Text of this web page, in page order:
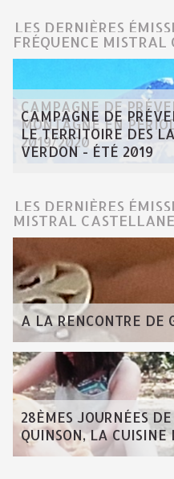
LES DERNIÈRES
FRÉQUENCE MISTRAL
CAMPAGNE DE
MONTAGNE EN
2019/2020
CAMPAGNE DE
LE TERRITOIRE DES
VERDON - ÉTÉ 2019
LES DERNIÈRES
MISTRAL CASTELLANE
A LA RENCONTRE DE
28ÈMES JOURNÉES
QUINSON, LA CUISINE